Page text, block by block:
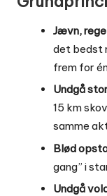
Jævn,
det bedst
frem for
Undgå
15 km
samme
Blød
gang” i
Undgå